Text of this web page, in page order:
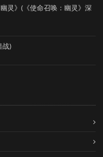
灵》(《使命召唤：幽灵》深
战)